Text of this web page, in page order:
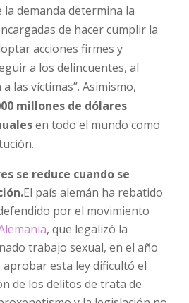
la demanda determina la
de hacer cumplir la
acciones firmes y
a los delincuentes, al
las víctimas”. Asimismo,
millones de dólares
en todo el mundo como
se reduce cuando se
El país alemán ha rebatido
por el movimiento
, que legalizó la
trabajo sexual, en el año
aprobar esta ley dificultó el
de los delitos de trata de